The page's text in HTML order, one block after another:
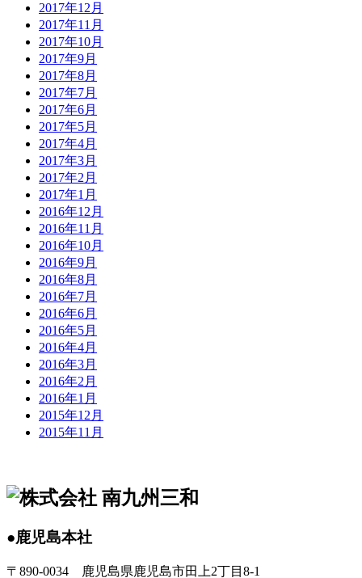
2017年12月
2017年11月
2017年10月
2017年9月
2017年8月
2017年7月
2017年6月
2017年5月
2017年4月
2017年3月
2017年2月
2017年1月
2016年12月
2016年11月
2016年10月
2016年9月
2016年8月
2016年7月
2016年6月
2016年5月
2016年4月
2016年3月
2016年2月
2016年1月
2015年12月
2015年11月
●鹿児島本社
〒890-0034 鹿児島県鹿児島市田上2丁目8-1